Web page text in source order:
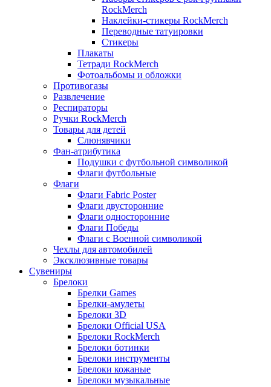
RockMerch
Наклейки-стикеры RockMerch
Переводные татуировки
Стикеры
Плакаты
Тетради RockMerch
Фотоальбомы и обложки
Противогазы
Развлечение
Респираторы
Ручки RockMerch
Товары для детей
Слюнявчики
Фан-атрибутика
Подушки с футбольной символикой
Флаги футбольные
Флаги
Флаги Fabric Poster
Флаги двусторонние
Флаги односторонние
Флаги Победы
Флаги с Военной символикой
Чехлы для автомобилей
Эксклюзивные товары
Сувениры
Брелоки
Брелки Games
Брелки-амулеты
Брелоки 3D
Брелоки Official USA
Брелоки RockMerch
Брелоки ботинки
Брелоки инструменты
Брелоки кожаные
Брелоки музыкальные